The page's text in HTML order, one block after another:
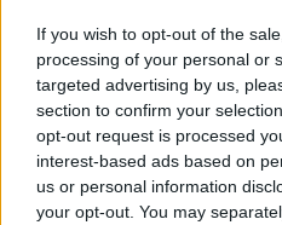
If you wish to opt-out of the
processing of your personal or
targeted advertising by us,
section to confirm your
opt-out request is processed
interest-based ads based on
us or personal information
your opt-out. You may
Most érkezett: újabb
NAV Debrecennél
A NAV pénteken közölte a
intézkedés részleteit.
PÉNZCENTRUM| 2026. február 27. 14:42